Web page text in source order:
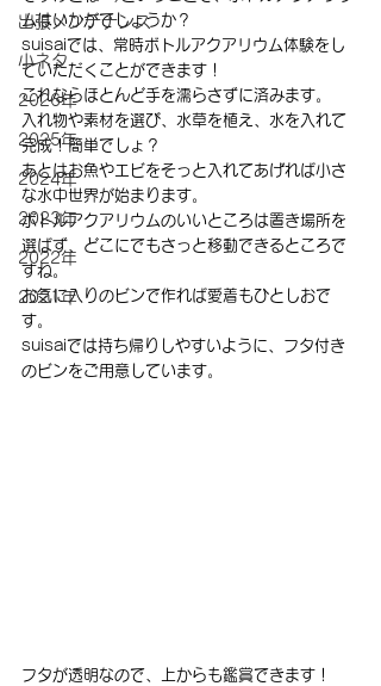
出張メンテナンス
小ネタ
2026年
2025年
2024年
2023年
2022年
2021年
ムはいかがでしょうか？
suisaiでは、常時ボトルアクアリウム体験をし
ていただくことができます！
これならほとんど手を濡らさずに済みます。
入れ物や素材を選び、水草を植え、水を入れて
完成！簡単でしょ？
あとはお魚やエビをそっと入れてあげれば小さ
な水中世界が始まります。
ボトルアクアリウムのいいところは置き場所を
選ばず、どこにでもさっと移動できるところで
すね。
お気に入りのビンで作れば愛着もひとしおで
す。
suisaiでは持ち帰りしやすいように、フタ付き
のビンをご用意しています。
フタが透明なので、上からも鑑賞できます！